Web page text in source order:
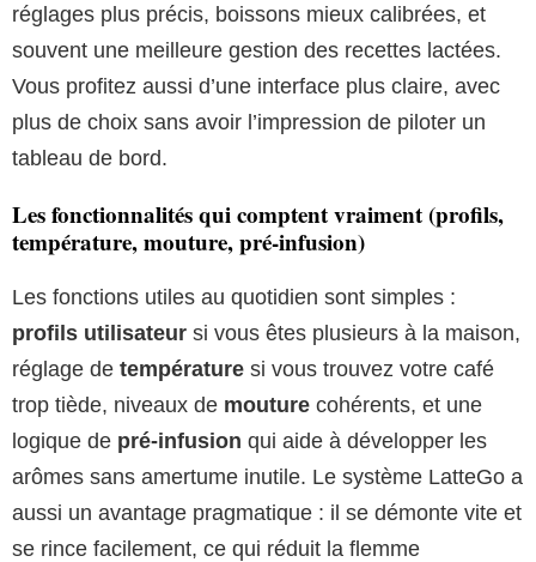
réglages plus précis, boissons mieux calibrées, et
souvent une meilleure gestion des recettes lactées.
Vous profitez aussi d’une interface plus claire, avec
plus de choix sans avoir l’impression de piloter un
tableau de bord.
Les fonctionnalités qui comptent vraiment (profils,
température, mouture, pré-infusion)
Les fonctions utiles au quotidien sont simples :
profils utilisateur si vous êtes plusieurs à la maison,
réglage de température si vous trouvez votre café
trop tiède, niveaux de mouture cohérents, et une
logique de pré-infusion qui aide à développer les
arômes sans amertume inutile. Le système LatteGo a
aussi un avantage pragmatique : il se démonte vite et
se rince facilement, ce qui réduit la flemme